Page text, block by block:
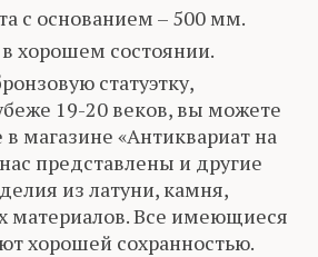
с основанием – 500 мм.
хорошем состоянии.
статуэтку,
19-20 веков, вы можете
магазине «Антиквариат на
представлены и другие
из латуни, камня,
материалов. Все имеющиеся
хорошей сохранностью.